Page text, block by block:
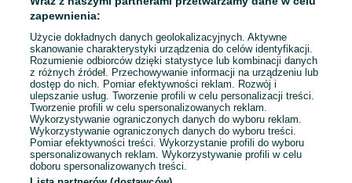
Zawada -Dzisiaj o 12:07
1 ... 34 ... 644
zapewnienia:
Użycie dokładnych danych geolokalizacyjnych. Aktywne
skanowanie charakterystyki urządzenia do celów identyfikacji.
Rozumienie odbiorców dzięki statystyce lub kombinacji danych
z różnych źródeł. Przechowywanie informacji na urządzeniu lub
dostęp do nich. Pomiar efektywności reklam. Rozwój i
ulepszanie usług. Tworzenie profili w celu personalizacji treści.
Tworzenie profili w celu spersonalizowanych reklam.
Wykorzystywanie ograniczonych danych do wyboru reklam.
Wykorzystywanie ograniczonych danych do wyboru treści.
Pomiar efektywności treści. Wykorzystanie profili do wyboru
spersonalizowanych reklam. Wykorzystywanie profili w celu
doboru spersonalizowanych treści.